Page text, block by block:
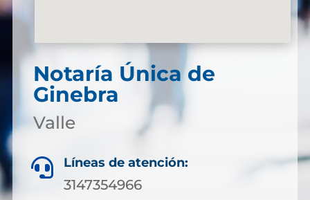
Notaría Única de
Ginebra
Valle
 Líneas de atención:
3147354966